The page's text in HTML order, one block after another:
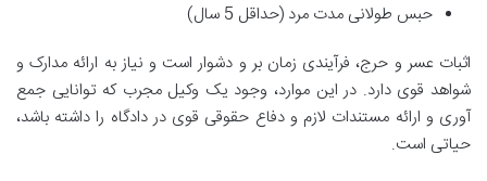
حبس طولانی مدت مرد (حداقل 5 سال)
اثبات عسر و حرج، فرآیندی زمان بر و دشوار است و نیاز به ارائه مدارک و
شواهد قوی دارد. در این موارد، وجود یک وکیل مجرب که توانایی جمع
آوری و ارائه مستندات لازم و دفاع حقوقی قوی در دادگاه را داشته باشد،
حیاتی است.